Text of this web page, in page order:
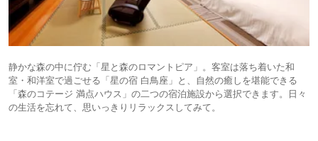
静かな森の中に佇む「星と森のロマントピア」。客室は落ち着いた和
室・和洋室で過ごせる「星の宿 白鳥座」と、自然の癒しを堪能できる
「森のコテージ 満点ハウス」の二つの宿泊施設から選択できます。日々
の生活を忘れて、思いっきりリラックスしてみて。